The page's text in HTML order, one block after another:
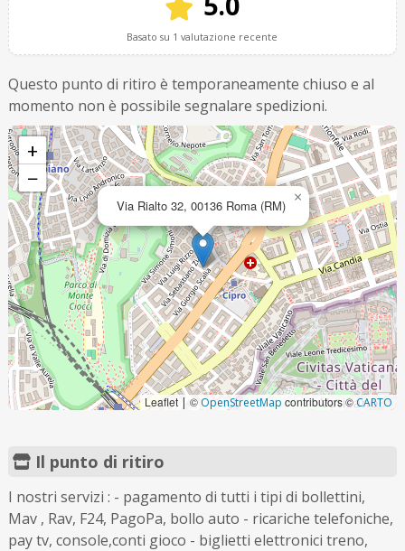
Basato su 1 valutazione recente
Questo punto di ritiro è temporaneamente chiuso e al
momento non è possibile segnalare spedizioni.
Via Rialto 32, 00136 Roma (RM) ×
+
−
Leaflet | © OpenStreetMap contributors ©CARTO
Il punto di ritiro
I nostri servizi : - pagamento di tutti i tipi di bollettini,
Mav , Rav, F24, PagoPa, bollo auto - ricariche telefoniche,
pay tv, console,conti gioco - biglietti elettronici treno,